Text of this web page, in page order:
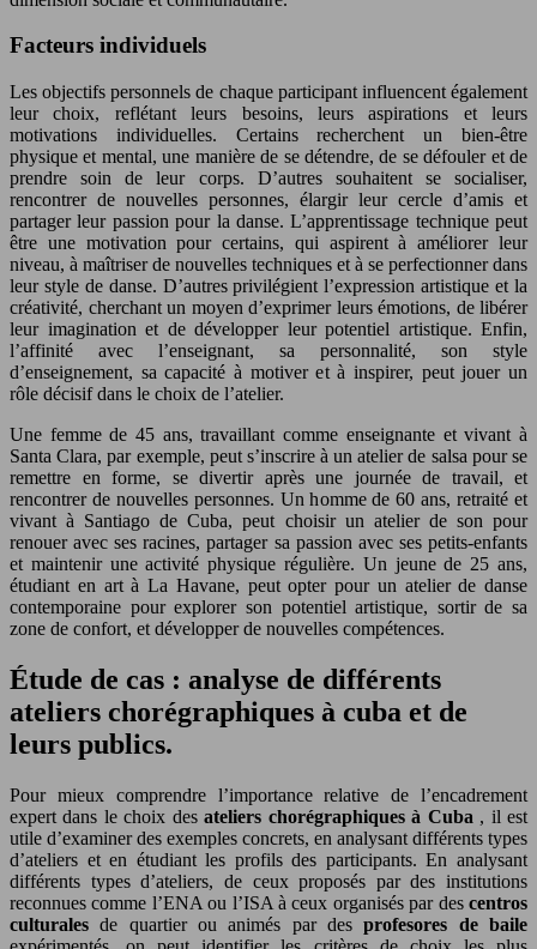
Facteurs individuels
Les objectifs personnels de chaque participant influencent également
leur choix, reflétant leurs besoins, leurs aspirations et leurs
motivations individuelles. Certains recherchent un bien-être
physique et mental, une manière de se détendre, de se défouler et de
prendre soin de leur corps. D’autres souhaitent se socialiser,
rencontrer de nouvelles personnes, élargir leur cercle d’amis et
partager leur passion pour la danse. L’apprentissage technique peut
être une motivation pour certains, qui aspirent à améliorer leur
niveau, à maîtriser de nouvelles techniques et à se perfectionner dans
leur style de danse. D’autres privilégient l’expression artistique et la
créativité, cherchant un moyen d’exprimer leurs émotions, de libérer
leur imagination et de développer leur potentiel artistique. Enfin,
l’affinité avec l’enseignant, sa personnalité, son style
d’enseignement, sa capacité à motiver et à inspirer, peut jouer un
rôle décisif dans le choix de l’atelier.
Une femme de 45 ans, travaillant comme enseignante et vivant à
Santa Clara, par exemple, peut s’inscrire à un atelier de salsa pour se
remettre en forme, se divertir après une journée de travail, et
rencontrer de nouvelles personnes. Un homme de 60 ans, retraité et
vivant à Santiago de Cuba, peut choisir un atelier de son pour
renouer avec ses racines, partager sa passion avec ses petits-enfants
et maintenir une activité physique régulière. Un jeune de 25 ans,
étudiant en art à La Havane, peut opter pour un atelier de danse
contemporaine pour explorer son potentiel artistique, sortir de sa
zone de confort, et développer de nouvelles compétences.
Étude de cas : analyse de différents
ateliers chorégraphiques à cuba et de
leurs publics.
Pour mieux comprendre l’importance relative de l’encadrement
expert dans le choix desateliers chorégraphiques à Cuba , il est
utile d’examiner des exemples concrets, en analysant différents types
d’ateliers et en étudiant les profils des participants. En analysant
différents types d’ateliers, de ceux proposés par des institutions
reconnues comme l’ENA ou l’ISA à ceux organisés par des centros
culturalesde quartier ou animés par desprofesores de baile